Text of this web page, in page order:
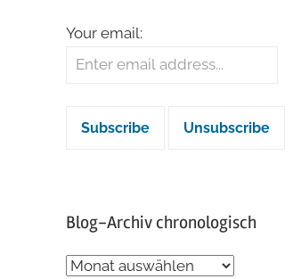
Your email:
Blog-Archiv chronologisch
Blog-